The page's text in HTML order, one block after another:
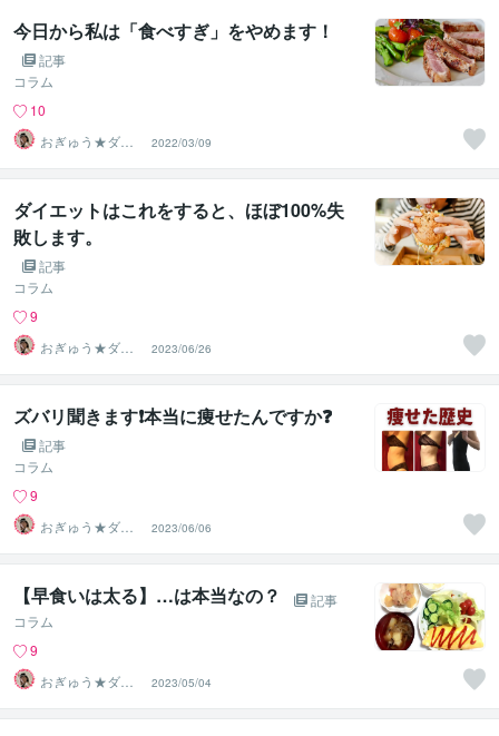
今日から私は「食べすぎ」をやめます！
記事
コラム
10
おぎゅう★ダイ
エットの専門家
2022/03/09
ダイエットはこれをすると、ほぼ100%失
敗します。
記事
コラム
9
おぎゅう★ダイ
エットの専門家
2023/06/26
ズバリ聞きます❗️本当に痩せたんですか❓
記事
コラム
9
おぎゅう★ダイ
エットの専門家
2023/06/06
【早食いは太る】…は本当なの？
記事
コラム
9
おぎゅう★ダイ
エットの専門家
2023/05/04